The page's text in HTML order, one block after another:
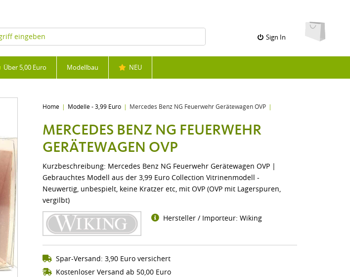
Sign In
Über 5,00 Euro Modellbau NEU
Home Modelle - 3,99 Euro Mercedes Benz NG Feuerwehr Gerätewagen OVP
MERCEDES BENZ NG FEUERWEHR
GERÄTEWAGEN OVP
Kurzbeschreibung: Mercedes Benz NG Feuerwehr Gerätewagen OVP |
Gebrauchtes Modell aus der 3,99 Euro Collection Vitrinenmodell -
Neuwertig, unbespielt, keine Kratzer etc, mit OVP (OVP mit Lagerspuren,
vergilbt)
Hersteller / Importeur: Wiking
Spar-Versand: 3,90 Euro versichert
Kostenloser Versand ab 50,00 Euro